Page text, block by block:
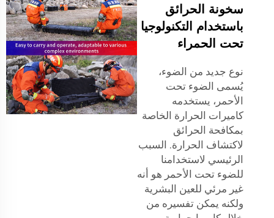
سخونة الحرائق
باستخدام التكنولوجيا
تحت الحمراء
نوع جديد من الضوء،
يُسمى الضوء تحت
الأحمر، يستخدمه
كاميرات الحرارة الخاصة
بمكافحة الحرائق
لاكتشاف الحرارة. السبب
الرئيسي لاستخدامنا
للضوء تحت الأحمر هو أنه
غير مرئي للعين البشرية
ولكنه يمكن تفسيره من